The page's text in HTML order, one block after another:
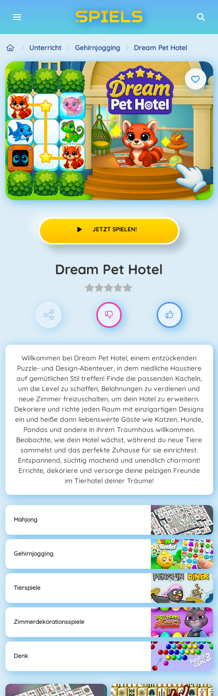
Unterricht Gehirnjogging Dream Pet Hotel
JETZT SPIELEN!
Dream Pet Hotel
Willkommen bei Dream Pet Hotel, einem entzückenden
Puzzle- und Design-Abenteuer, in dem niedliche Haustiere
auf gemütlichen Stil treffen! Finde die passenden Kacheln,
um die Level zu schaffen, Belohnungen zu verdienen und
neue Zimmer freizuschalten, um dein Hotel zu erweitern.
Dekoriere und richte jeden Raum mit einzigartigen Designs
ein und heiße dann liebenswerte Gäste wie Katzen, Hunde,
Pandas und andere in ihrem Traumhaus willkommen.
Beobachte, wie dein Hotel wächst, während du neue Tiere
sammelst und das perfekte Zuhause für sie einrichtest.
Entspannend, süchtig machend und unendlich charmant!
Errichte, dekoriere und versorge deine pelzigen Freunde
im Tierhotel deiner Träume!
Mahjong
Gehirnjogging
Tierspiele
Zimmerdekorationsspiele
Denk